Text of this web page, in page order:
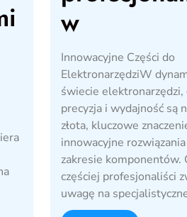
w
Innowacyjne Części do
ElektronarzędziW
świecie elektronarzędzi,
precyzja i wydajność są
złota, kluczowe
innowacyjne
zakresie komponentów.
częściej profesjonaliści
uwagę na